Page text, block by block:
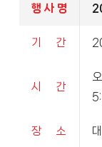
행 사 명
기 간
시 간
장 소